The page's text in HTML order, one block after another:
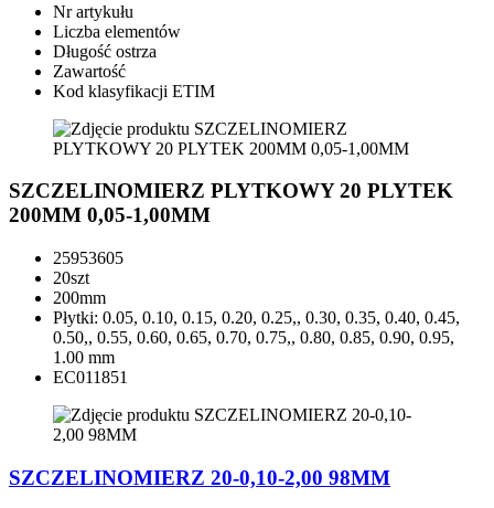
Nr artykułu
Liczba elementów
Długość ostrza
Zawartość
Kod klasyfikacji ETIM
SZCZELINOMIERZ PLYTKOWY 20 PLYTEK
200MM 0,05-1,00MM
25953605
20szt
200mm
Płytki: 0.05, 0.10, 0.15, 0.20, 0.25,, 0.30, 0.35, 0.40, 0.45,
0.50,, 0.55, 0.60, 0.65, 0.70, 0.75,, 0.80, 0.85, 0.90, 0.95,
1.00 mm
EC011851
SZCZELINOMIERZ 20-0,10-2,00 98MM